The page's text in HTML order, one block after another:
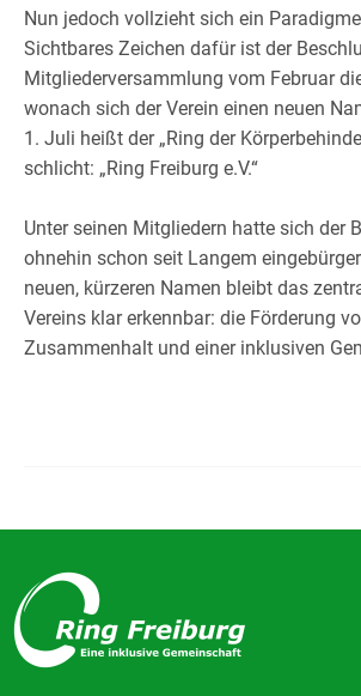
Nun jedoch vollzieht sich ein
Sichtbares Zeichen dafür ist der
Mitgliederversammlung vom Februar
wonach sich der Verein einen neuen
1. Juli heißt der „Ring der
schlicht: „Ring Freiburg e.V.“
Unter seinen Mitgliedern hatte sich der
ohnehin schon seit Langem
neuen, kürzeren Namen bleibt das
Vereins klar erkennbar: die Förderung
Zusammenhalt und einer inklusiven